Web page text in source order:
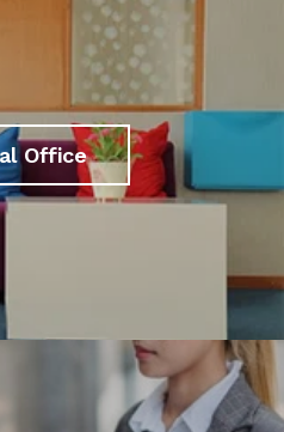
Office